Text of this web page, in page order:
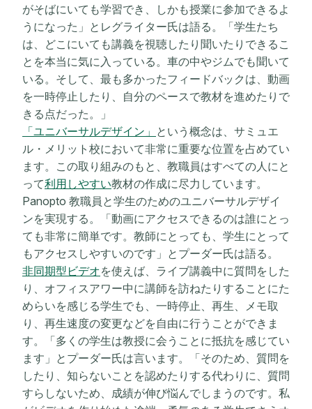
がそばにいても学習でき、しかも授業に参加できるよ
うになった」とレグライター氏は語る。「学生たち
は、どこにいても講義を視聴したり聞いたりできるこ
とを本当に気に入っている。車の中やジムでも聞いて
いる。そして、最も多かったフィードバックは、動画
を一時停止したり、自分のペースで教材を進めたりで
きる点だった。」
「ユニバーサルデザイン」 という概念は、サミュエ
ル・メリット校において非常に重要な位置を占めてい
ます。この取り組みのもと、教職員はすべての人にと
って利用しやすい教材の作成に尽力しています。
Panopto 教職員と学生のためのユニバーサルデザイ
ンを実現する。「動画にアクセスできるのは誰にとっ
ても非常に簡単です。教師にとっても、学生にとって
もアクセスしやすいのです」とプーダー氏は語る。
非同期型ビデオを使えば、ライブ講義中に質問をした
り、オフィスアワー中に講師を訪ねたりすることにた
めらいを感じる学生でも、一時停止、再生、メモ取
り、再生速度の変更などを自由に行うことができま
す。「多くの学生は教授に会うことに抵抗を感じてい
ます」とプーダー氏は言います。「そのため、質問を
したり、知らないことを認めたりする代わりに、質問
すらしないため、成績が伸び悩んでしまうのです。私